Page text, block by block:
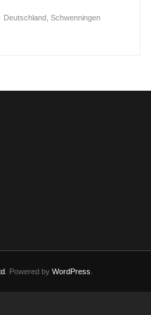
Deutschland ,Schwenningen
. Powered by WordPress